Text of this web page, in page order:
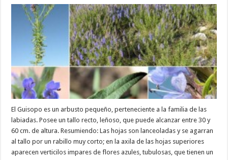
El Guisopo es un arbusto pequeño, perteneciente a la familia de las
labiadas. Posee un tallo recto, leñoso, que puede alcanzar entre 30 y
60 cm. de altura. Resumiendo: Las hojas son lanceoladas y se agarran
al tallo por un rabillo muy corto; en la axila de las hojas superiores
aparecen verticilos impares de flores azules, tubulosas, que tienen un